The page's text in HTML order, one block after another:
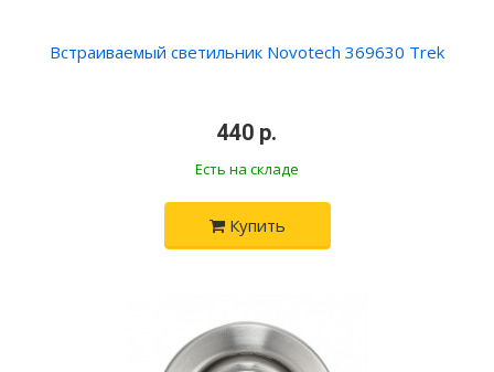
Встраиваемый светильник Novotech 369630 Trek
440 р.
Есть на складе
Купить